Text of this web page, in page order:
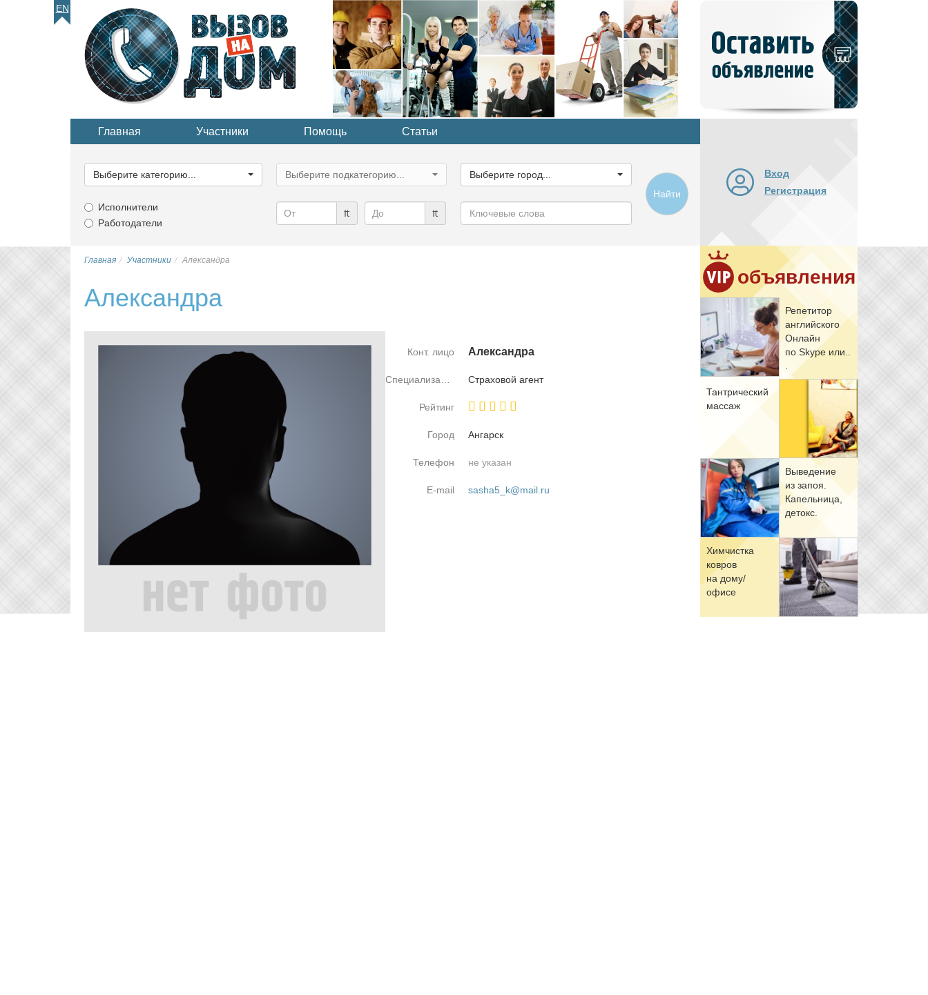
EN
объявление
Главная Участники Помощь Статьи
категорию...
Выберите категорию...
категорию...
Выберите подкатегорию...
город...
Выберите город...
Исполнители
Работодатели
₶ ₶
Ключевые
слова
Найти
Вход
Регистрация
объявления
Ре­пе­ти­тор
ан­глий­ско­го
Он­лайн
по Skype или..
Тан­три­че­ский
мас­саж
Вы­ве­де­ние
из за­поя.
Ка­пель­ни­ца,
де­токс.
Хим­чист­ка
ков­ров
на до­му/
офи­се
Главная Участники Александра
Александра
Конт. лицо Алек­сандра
Стра­хо­вой агент
Рейтинг
Город Ан­гарск
Телефон не указан
E-mail sasha5_k@mail.ru